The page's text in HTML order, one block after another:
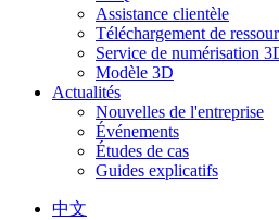
Assistance clientèle
Téléchargement de
Service de numérisation
Modèle 3D
Actualités
Nouvelles de l'entreprise
Événements
Études de cas
Guides explicatifs
中文